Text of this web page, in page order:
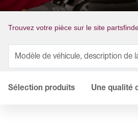
Trouvez votre pièce sur le site
Sélection produits Une qualité